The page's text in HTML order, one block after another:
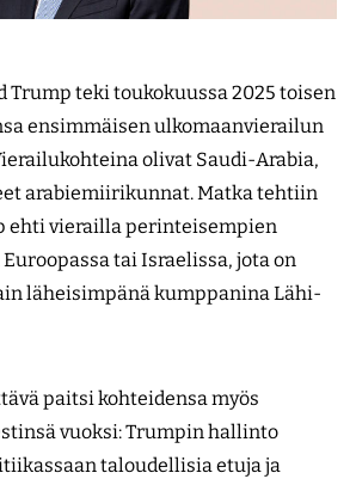
Trump teki toukokuussa 2025 toisen
ensimmäisen ulkomaanvierailun
olivat Saudi-Arabia,
arabiemiirikunnat. Matka tehtiin
ehti vierailla perinteisempien
tai Israelissa, jota on
läheisimpänä kumppanina Lähi-
paitsi kohteidensa myös
vuoksi: Trumpin hallinto
taloudellisia etuja ja